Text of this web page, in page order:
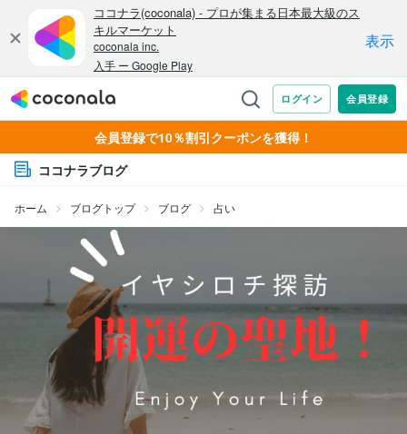
会員登録で10％割引クーポンを獲得！
ココナラブログ
ホーム ブログトップ ブログ 占い